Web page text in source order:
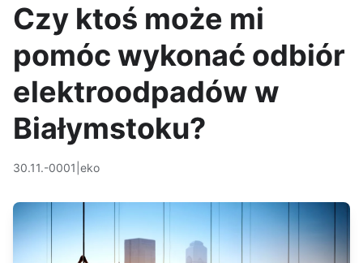
Czy ktoś może mi
pomóc wykonać odbiór
elektroodpadów w
Białymstoku?
30.11.-0001 eko